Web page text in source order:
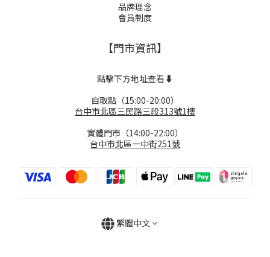
品牌理念
會員制度
【門市資訊】
點擊下方地址查看⬇️
自取點（15:00-20:00）
台中市北區三民路三段313號1樓
實體門市（14:00-22:00）
台中市北區一中街251號
繁體中文